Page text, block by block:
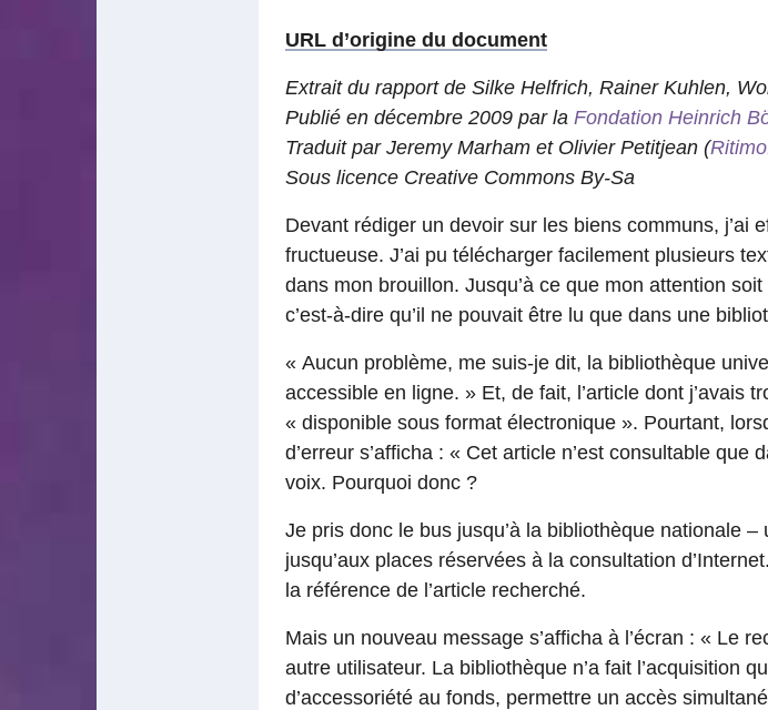
URL d’origine du document
Extrait du rapport de Silke Helfrich, Rainer Kuhlen,
Publié en décembre 2009 par la Fondation Heinrich
Traduit par Jeremy Marham et Olivier Petitjean (
Sous licence Creative Commons By-Sa
Devant rédiger un devoir sur les biens communs, j’ai
fructueuse. J’ai pu télécharger facilement plusieurs
dans mon brouillon. Jusqu’à ce que mon attention
c’est-à-dire qu’il ne pouvait être lu que dans une
« Aucun problème, me suis-je dit, la bibliothèque
accessible en ligne. » Et, de fait, l’article dont j’avais
« disponible sous format électronique ». Pourtant,
d’erreur s’afficha : « Cet article n’est consultable
voix. Pourquoi donc ?
Je pris donc le bus jusqu’à la bibliothèque nationale –
jusqu’aux places réservées à la consultation
la référence de l’article recherché.
Mais un nouveau message s’afficha à l’écran : « Le
autre utilisateur. La bibliothèque n’a fait l’acquisition
d’accessoriété au fonds, permettre un accès